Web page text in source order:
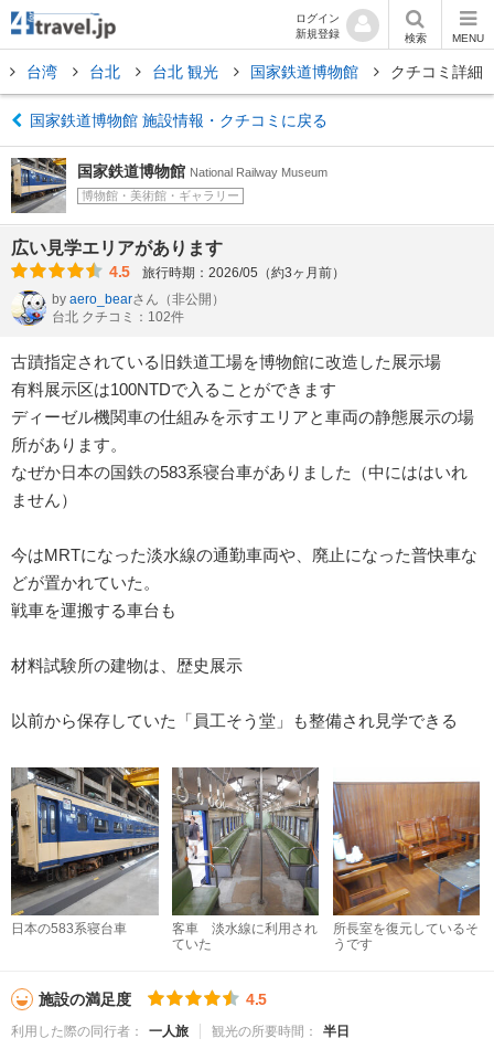
ログイン
新規登録
検索 MENU
台湾 台北 台北 観光 国家鉄道博物館 クチコミ詳細
国家鉄道博物館 施設情報・クチコミに戻る
国家鉄道博物館 National Railway Museum
博物館・美術館・ギャラリー
広い見学エリアがあります
4.5
旅行時期：2026/05（約3ヶ月前）
by aero_bearさん （非公開）
台北 クチコミ：102件
古蹟指定されている旧鉄道工場を博物館に改造した展示場
有料展示区は100NTDで入ることができます
ディーゼル機関車の仕組みを示すエリアと車両の静態展示の場
所があります。
なぜか日本の国鉄の583系寝台車がありました（中にははいれ
ません）
今はMRTになった淡水線の通勤車両や、廃止になった普快車な
どが置かれていた。
戦車を運搬する車台も
材料試験所の建物は、歴史展示
以前から保存していた「員工そう堂」も整備され見学できる
日本の583系寝台車
客車 淡水線に利用され
ていた
所長室を復元しているそ
うです
施設の満足度 4.5
利用した際の同行者： 一人旅 観光の所要時間： 半日